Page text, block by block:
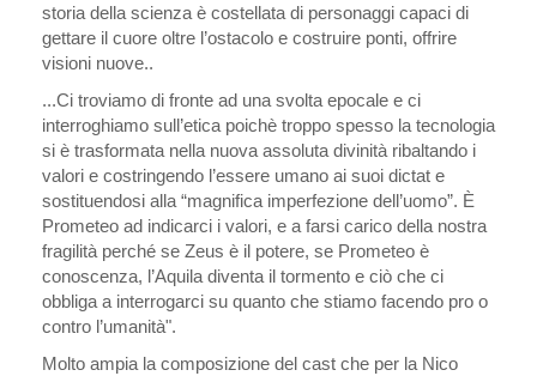
storia della scienza è costellata di personaggi capaci di
gettare il cuore oltre l’ostacolo e costruire ponti, offrire
visioni nuove..
...Ci troviamo di fronte ad una svolta epocale e ci
interroghiamo sull’etica poichè troppo spesso la tecnologia
si è trasformata nella nuova assoluta divinità ribaltando i
valori e costringendo l’essere umano ai suoi dictat e
sostituendosi alla “magnifica imperfezione dell’uomo”. È
Prometeo ad indicarci i valori, e a farsi carico della nostra
fragilità perché se Zeus è il potere, se Prometeo è
conoscenza, l’Aquila diventa il tormento e ciò che ci
obbliga a interrogarci su quanto che stiamo facendo pro o
contro l’umanità".
Molto ampia la composizione del cast che per la Nico